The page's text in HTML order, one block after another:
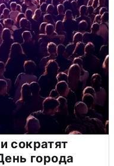
сократят
города